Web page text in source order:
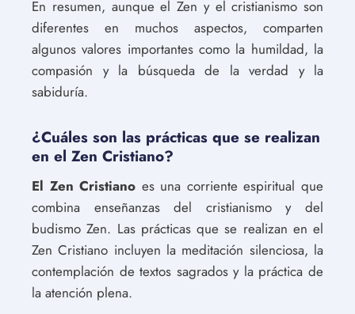
En resumen, aunque el Zen y el cristianismo son
diferentes en muchos aspectos, comparten
algunos valores importantes como la humildad, la
compasión y la búsqueda de la verdad y la
sabiduría.
¿Cuáles son las prácticas que se realizan
en el Zen Cristiano?
El Zen Cristiano es una corriente espiritual que
combina enseñanzas del cristianismo y del
budismo Zen. Las prácticas que se realizan en el
Zen Cristiano incluyen la meditación silenciosa, la
contemplación de textos sagrados y la práctica de
la atención plena.